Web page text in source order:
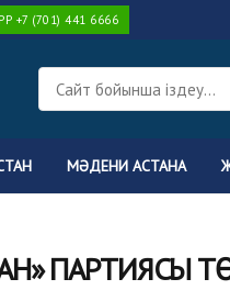
+7 (701) 441 6666
МӘДЕНИ АСТАНА
ПАРТИЯСЫ